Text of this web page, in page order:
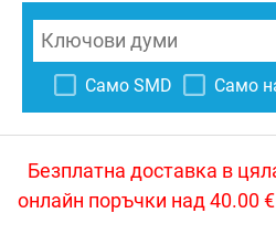
Само SMD Само
Безплатна доставка в
онлайн поръчки над 40.00